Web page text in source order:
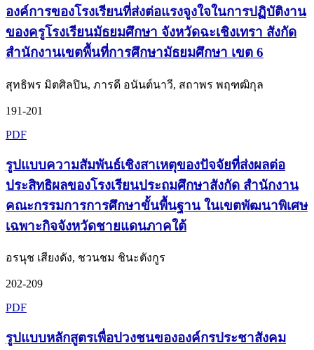
องค์การของโรงเรียนที่ส่งต่อแรงจูงใจในการปฏิบัติงาน
ของครูโรงเรียนมัธยมศึกษา จังหวัดฉะเชิงเทรา สังกัด
สำนักงานเขตพื้นที่การศึกษามัธยมศึกษา เขต 6
สุทธิพร มิตศิลปิน, ภารดี อนันต์นาวี, สถาพร พฤฑฒิกุล
191-201
PDF
รูปแบบความสัมพันธ์เชิงสาเหตุของปัจจัยที่ส่งผลต่อ
ประสิทธิผลของโรงเรียนประถมศึกษาสังกัด สำนักงาน
คณะกรรมการการศึกษาขั้นพื้นฐาน ในเขตพัฒนาพิเศษ
เฉพาะกิจจังหวัดชายแดนภาคใต้
อรนุช เสียงดัง, ชวนชม ชินะตังกูร
202-209
PDF
รูปแบบหลักสูตรเพื่อปวงชนขององค์กรประชาสังคม